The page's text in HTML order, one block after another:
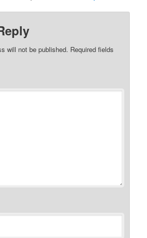
will not be published. Required fields